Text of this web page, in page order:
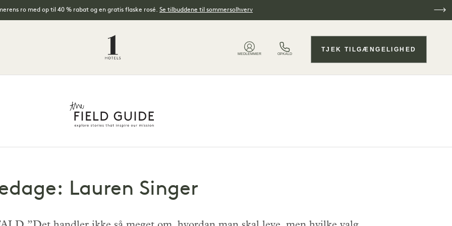
ro med op til 40 % rabat og en gratis flaske rosé. Se tilbuddene til sommersolhverv
MEDLEMMER OPKALD
TJEK TILGÆNGELIGHED
Lauren Singer